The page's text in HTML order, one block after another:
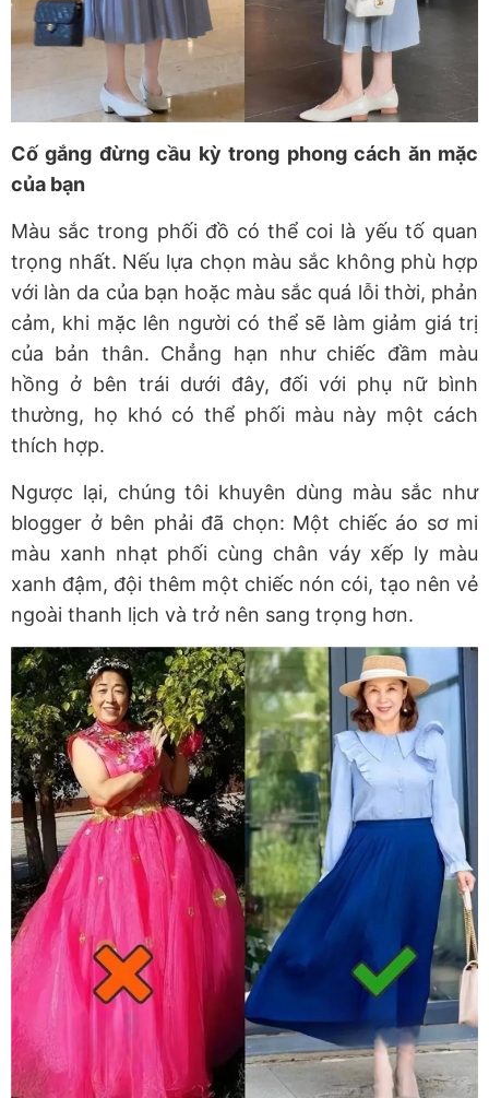
Cố gắng đừng cầu kỳ trong phong cách ăn mặc
của bạn
Màu sắc trong phối đồ có thể coi là yếu tố quan
trọng nhất. Nếu lựa chọn màu sắc không phù hợp
với làn da của bạn hoặc màu sắc quá lỗi thời, phản
cảm, khi mặc lên người có thể sẽ làm giảm giá trị
của bản thân. Chẳng hạn như chiếc đầm màu
hồng ở bên trái dưới đây, đối với phụ nữ bình
thường, họ khó có thể phối màu này một cách
thích hợp.
Ngược lại, chúng tôi khuyên dùng màu sắc như
blogger ở bên phải đã chọn: Một chiếc áo sơ mi
màu xanh nhạt phối cùng chân váy xếp ly màu
xanh đậm, đội thêm một chiếc nón cói, tạo nên vẻ
ngoài thanh lịch và trở nên sang trọng hơn.